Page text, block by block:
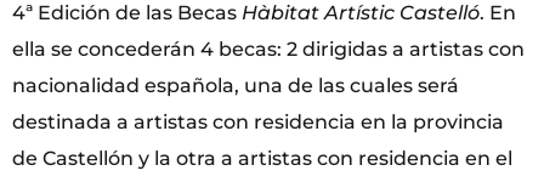
4ª Edición de las Becas Hàbitat Artístic Castelló. En
ella se concederán 4 becas: 2 dirigidas a artistas con
nacionalidad española, una de las cuales será
destinada a artistas con residencia en la provincia
de Castellón y la otra a artistas con residencia en el